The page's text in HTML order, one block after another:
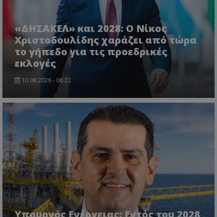
«ΔΗΣΑΚΕΛ» και 2028: Ο Νίκος
Χριστοδουλίδης χαράζει από τώρα
το γήπεδο για τις προεδρικές
εκλογές
10.08.2026 - 06:22
Υπουργός Ενέργειας: Εντός του 2028
VISITOR_PRIVACY_METADATA
YouTube
.youtube.com